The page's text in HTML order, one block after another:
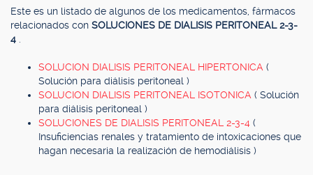
Este es un listado de algunos de los medicamentos, fármacos
relacionados con SOLUCIONES DE DIALISIS PERITONEAL 2-3-
4
SOLUCION DIALISIS PERITONEAL HIPERTONICA (
Solución para diálisis peritoneal )
SOLUCION DIALISIS PERITONEAL ISOTONICA ( Solución
para diálisis peritoneal )
SOLUCIONES DE DIALISIS PERITONEAL 2-3-4 (
Insuficiencias renales y tratamiento de intoxicaciones que
hagan necesaria la realización de hemodiálisis )